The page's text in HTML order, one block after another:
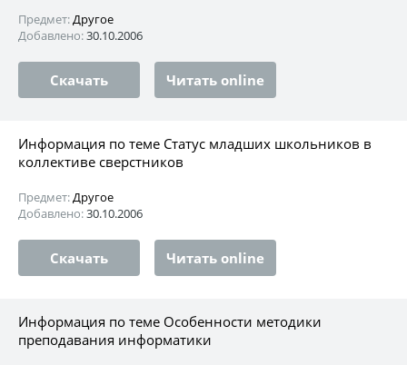
Предмет:Другое
Добавлено:30.10.2006
Скачать Читать online
Информация по теме Статус младших школьников в
коллективе сверстников
Предмет:Другое
Добавлено:30.10.2006
Скачать Читать online
Информация по теме Особенности методики
преподавания информатики